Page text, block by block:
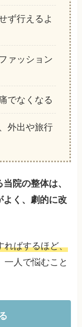
ず行えるよ
ァッション
でなくなる
外出や旅行
院の整体は、
よく、劇的に改
ればするほど、
一人で悩むこと